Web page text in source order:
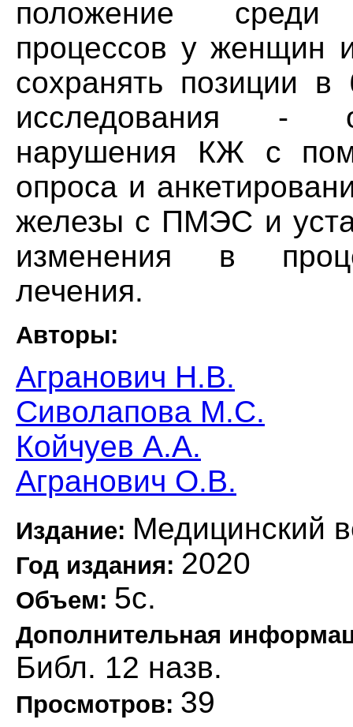
положение среди
процессов у женщин
сохранять позиции
исследования -
нарушения КЖ с
опроса и
железы с ПМЭС и
изменения в
лечения.
Авторы:
Агранович Н.В.
Сиволапова М.С.
Койчуев А.А.
Агранович О.В.
Издание: Медицинский
Год издания: 2020
Объем: 5с.
Дополнительная
Библ. 12 назв.
Просмотров: 39